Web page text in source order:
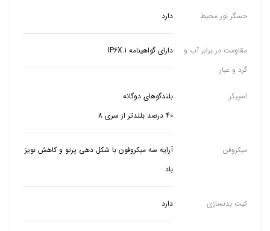
حسگر نور محیط دارد
مقاومت در برابر آب و
گرد و غبار
دارای گواهینامه IP6X.1
اسپیکر
بلندگوهای دوگانه
40 درصد بلندتر از سری 8
میکروفن
آرایه سه میکروفون با شکل دهی پرتو و کاهش نویز
باد
کیت بدنسازی دارد